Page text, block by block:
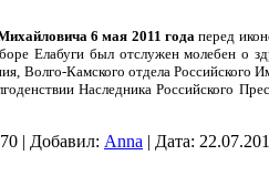
6 мая 2011 года перед
Елабуги был отслужен молебен о
Волго-Камского отдела
Наследника Российского
| Добавил: Anna | Дата: